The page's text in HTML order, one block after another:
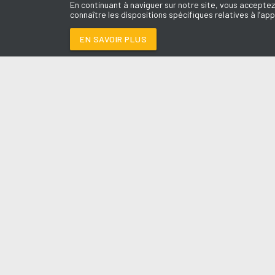
En continuant à naviguer sur notre site, vous
connaître les dispositions spécifiques relatives à
EN SAVOIR PLUS